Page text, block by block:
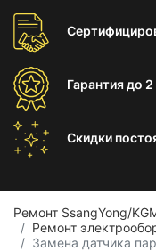
Гарантиядо 2
Скидки
Ремонт SsangYong/
Ремонт
Замена датчика